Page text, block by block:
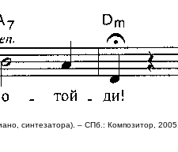
синтезатора). – СПб.: Композитор, 2005.